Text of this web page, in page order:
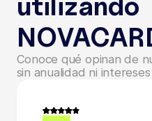
Conoce qué opinan de
sin anualidad ni intereses